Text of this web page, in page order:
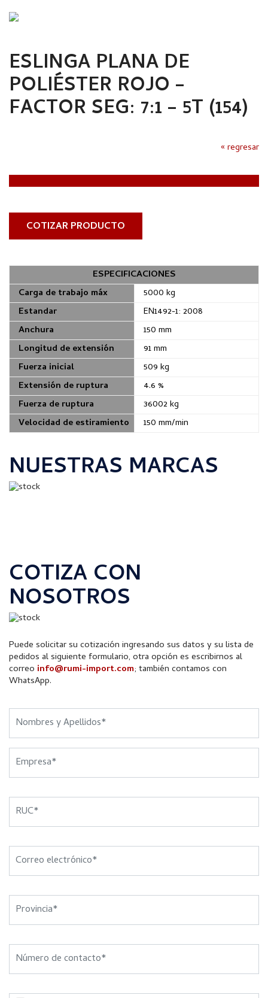
ESLINGA PLANA DE
POLIÉSTER ROJO –
FACTOR SEG: 7:1 – 5T (154)
« regresar
COTIZAR PRODUCTO
ESPECIFICACIONES
Carga de trabajo máx
5000 kg
Estandar
EN1492-1: 2008
Anchura
150 mm
Longitud de extensión
91 mm
Fuerza inicial
509 kg
Extensión de ruptura
4.6 %
Fuerza de ruptura
36002 kg
Velocidad de estiramiento
150 mm/min
NUESTRAS MARCAS
COTIZA CON
NOSOTROS
Puede solicitar su cotización ingresando sus datos y su lista de
pedidos al siguiente formulario, otra opción es escribirnos al
correo info@rumi-import.com; también contamos con
WhatsApp.